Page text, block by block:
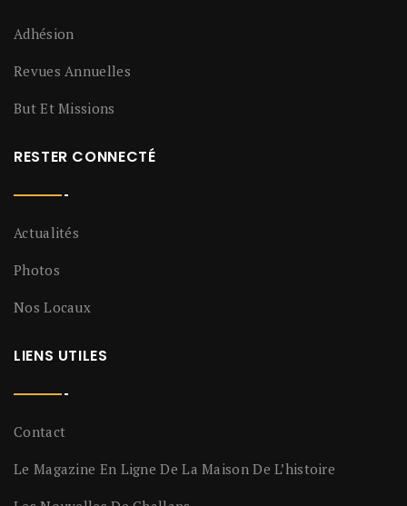
Adhésion
Revues Annuelles
But Et Missions
RESTER CONNECTÉ
Actualités
Photos
Nos Locaux
LIENS UTILES
Contact
Le Magazine En Ligne De La Maison De L’histoire